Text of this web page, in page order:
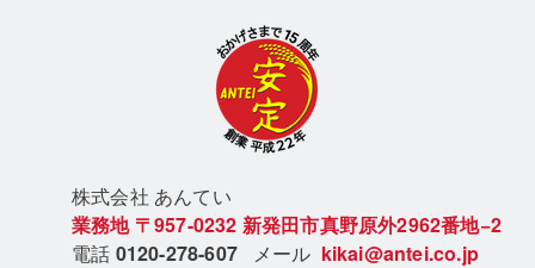
株式会社 あんてい
業務地 〒957-0232 新発田市真野原外2962番地−2
電話 0120-278-607 メール kikai@antei.co.jp